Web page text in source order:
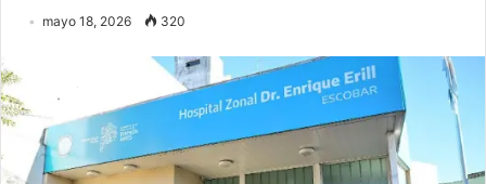
mayo 18, 2026 320